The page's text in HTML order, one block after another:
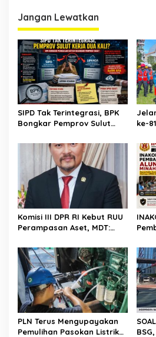
Jangan Lewatkan
SIPD Tak Terintegrasi, BPK
Bongkar Pemprov Sulut
ke-
Komisi III DPR RI Kebut RUU
Perampasan Aset, MDT:
Abuse of Power
PLN Terus Mengupayakan
Pemulihan Pasokan Listrik